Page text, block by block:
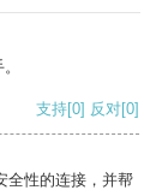
支持[0] 反对[0]
全性的连接，并帮